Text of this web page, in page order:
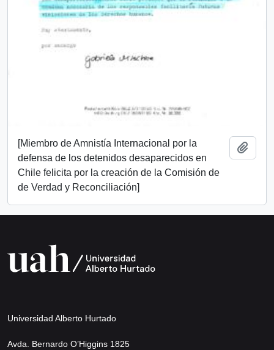
[Miembro de Amnistía Internacional por la
defensa de los detenidos desaparecidos en
Chile felicita por la creación de la Comisión de
de Verdad y Reconciliación]
Universidad Alberto Hurtado
Avda. Bernardo O’Higgins 1825